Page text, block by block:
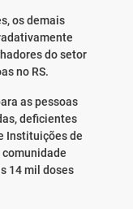
os demais
do setor
no RS.
as pessoas
deficientes
Instituições de
comunidade
14 mil doses